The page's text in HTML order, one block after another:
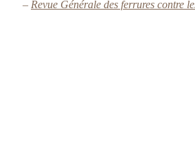
– Revue Générale des ferrures contre